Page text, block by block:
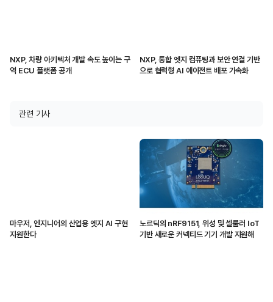
NXP, 차량 아키텍처 개발 속도 높이는 구
역 ECU 플랫폼 공개
NXP, 통합 엣지 컴퓨팅과 보안 연결 기반
으로 협력형 AI 에이전트 배포 가속화
관련 기사
마우저, 엔지니어의 산업용 엣지 AI 구현
지원한다
노르딕의 nRF9151, 위성 및 셀룰러 IoT
기반 새로운 커넥티드 기기 개발 지원해